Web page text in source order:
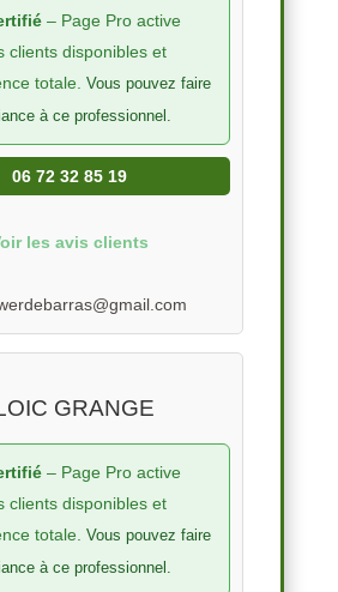
– Page Pro active
clients disponibles et
totale. Vous pouvez faire
à ce professionnel.
06 72 32 85 19
les avis clients
GRANGE
– Page Pro active
clients disponibles et
totale. Vous pouvez faire
à ce professionnel.